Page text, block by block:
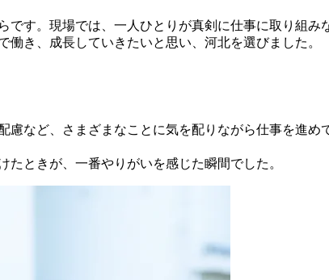
す。現場では、一人ひとりが真剣に仕事に取り組み
き、成長していきたいと思い、河北を選びました。
など、さまざまなことに気を配りながら仕事を進め
ときが、一番やりがいを感じた瞬間でした。